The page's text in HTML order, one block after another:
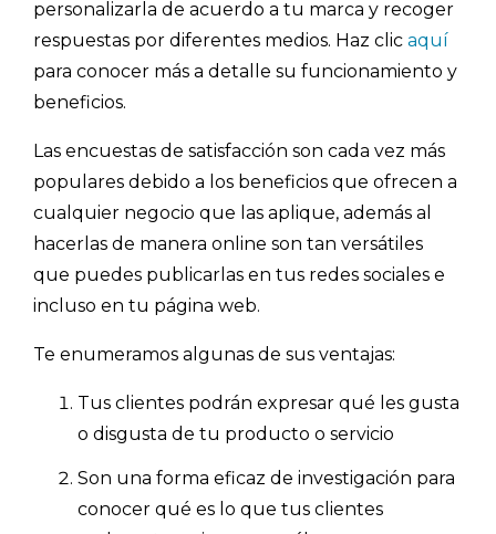
personalizarla de acuerdo a tu marca y recoger
respuestas por diferentes medios. Haz clic aquí
para conocer más a detalle su funcionamiento y
beneficios.
Las encuestas de satisfacción son cada vez más
populares debido a los beneficios que ofrecen a
cualquier negocio que las aplique, además al
hacerlas de manera online son tan versátiles
que puedes publicarlas en tus redes sociales e
incluso en tu página web.
Te enumeramos algunas de sus ventajas:
Tus clientes podrán expresar qué les gusta
o disgusta de tu producto o servicio
Son una forma eficaz de investigación para
conocer qué es lo que tus clientes